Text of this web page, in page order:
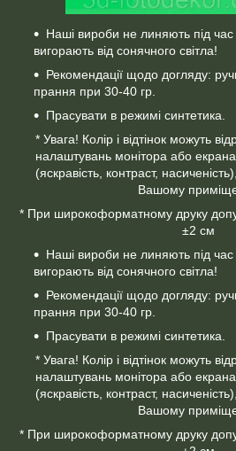
Наші вироби не линяють під
вигорають від сонячного світла!
Рекомендації щодо догляду:
прання при 30-40 гр.
Прасувати в режимі синтетика.
* Увага! Колір і відтінок можуть
налаштувань монітора або
(яскравість, контраст,
Вашому
* При широкоформатному друку
±2 см
Наші вироби не линяють під
вигорають від сонячного світла!
Рекомендації щодо догляду:
прання при 30-40 гр.
Прасувати в режимі синтетика.
* Увага! Колір і відтінок можуть
налаштувань монітора або
(яскравість, контраст,
Вашому
* При широкоформатному друку